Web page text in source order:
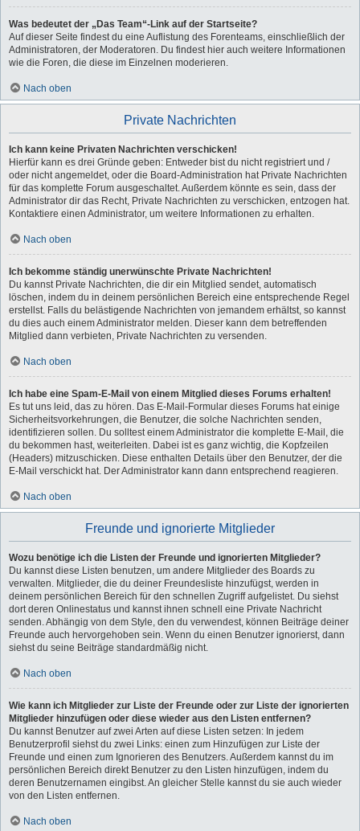
Was bedeutet der „Das Team“-Link auf der Startseite?
Auf dieser Seite findest du eine Auflistung des Forenteams, einschließlich der
Administratoren, der Moderatoren. Du findest hier auch weitere Informationen
wie die Foren, die diese im Einzelnen moderieren.
Nach oben
Private Nachrichten
Ich kann keine Privaten Nachrichten verschicken!
Hierfür kann es drei Gründe geben: Entweder bist du nicht registriert und /
oder nicht angemeldet, oder die Board-Administration hat Private Nachrichten
für das komplette Forum ausgeschaltet. Außerdem könnte es sein, dass der
Administrator dir das Recht, Private Nachrichten zu verschicken, entzogen hat.
Kontaktiere einen Administrator, um weitere Informationen zu erhalten.
Nach oben
Ich bekomme ständig unerwünschte Private Nachrichten!
Du kannst Private Nachrichten, die dir ein Mitglied sendet, automatisch
löschen, indem du in deinem persönlichen Bereich eine entsprechende Regel
erstellst. Falls du belästigende Nachrichten von jemandem erhältst, so kannst
du dies auch einem Administrator melden. Dieser kann dem betreffenden
Mitglied dann verbieten, Private Nachrichten zu versenden.
Nach oben
Ich habe eine Spam-E-Mail von einem Mitglied dieses Forums erhalten!
Es tut uns leid, das zu hören. Das E-Mail-Formular dieses Forums hat einige
Sicherheitsvorkehrungen, die Benutzer, die solche Nachrichten senden,
identifizieren sollen. Du solltest einem Administrator die komplette E-Mail, die
du bekommen hast, weiterleiten. Dabei ist es ganz wichtig, die Kopfzeilen
(Headers) mitzuschicken. Diese enthalten Details über den Benutzer, der die
E-Mail verschickt hat. Der Administrator kann dann entsprechend reagieren.
Nach oben
Freunde und ignorierte Mitglieder
Wozu benötige ich die Listen der Freunde und ignorierten Mitglieder?
Du kannst diese Listen benutzen, um andere Mitglieder des Boards zu
verwalten. Mitglieder, die du deiner Freundesliste hinzufügst, werden in
deinem persönlichen Bereich für den schnellen Zugriff aufgelistet. Du siehst
dort deren Onlinestatus und kannst ihnen schnell eine Private Nachricht
senden. Abhängig von dem Style, den du verwendest, können Beiträge deiner
Freunde auch hervorgehoben sein. Wenn du einen Benutzer ignorierst, dann
siehst du seine Beiträge standardmäßig nicht.
Nach oben
Wie kann ich Mitglieder zur Liste der Freunde oder zur Liste der ignorierten
Mitglieder hinzufügen oder diese wieder aus den Listen entfernen?
Du kannst Benutzer auf zwei Arten auf diese Listen setzen: In jedem
Benutzerprofil siehst du zwei Links: einen zum Hinzufügen zur Liste der
Freunde und einen zum Ignorieren des Benutzers. Außerdem kannst du im
persönlichen Bereich direkt Benutzer zu den Listen hinzufügen, indem du
deren Benutzernamen eingibst. An gleicher Stelle kannst du sie auch wieder
von den Listen entfernen.
Nach oben